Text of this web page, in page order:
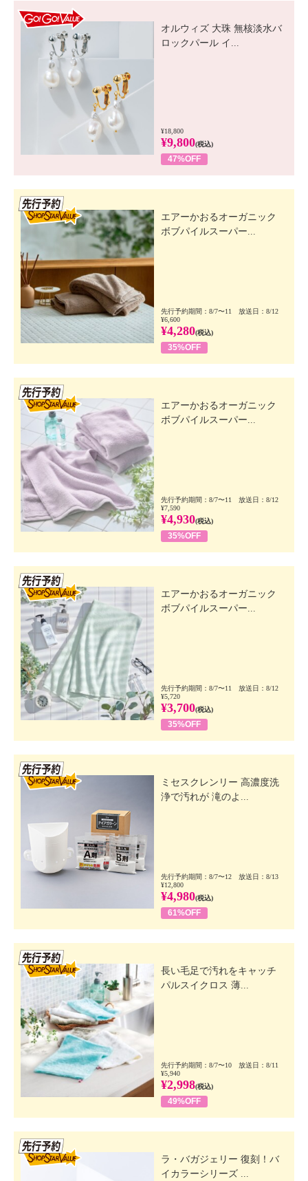
オルウィズ 大珠 無核淡水バ
ロックパール イ...
¥18,800
¥9,800(税込)
47%OFF
エアーかおるオーガニック
ボブパイルスーパー...
先行予約期間：8/7〜11 放送日：8/12
¥6,600
¥4,280(税込)
35%OFF
エアーかおるオーガニック
ボブパイルスーパー...
先行予約期間：8/7〜11 放送日：8/12
¥7,590
¥4,930(税込)
35%OFF
エアーかおるオーガニック
ボブパイルスーパー...
先行予約期間：8/7〜11 放送日：8/12
¥5,720
¥3,700(税込)
35%OFF
ミセスクレンリー 高濃度洗
浄で汚れが 滝のよ...
先行予約期間：8/7〜12 放送日：8/13
¥12,800
¥4,980(税込)
61%OFF
長い毛足で汚れをキャッチ
パルスイクロス 薄...
先行予約期間：8/7〜10 放送日：8/11
¥5,940
¥2,998(税込)
49%OFF
ラ・バガジェリー 復刻！バ
イカラーシリーズ ...